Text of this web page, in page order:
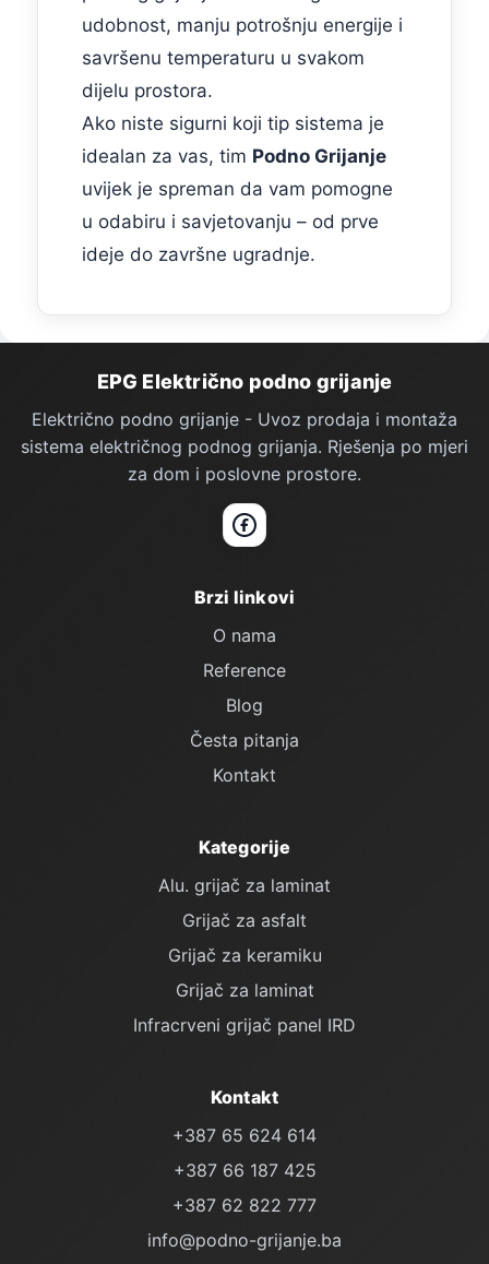
udobnost, manju potrošnju energije i
savršenu temperaturu u svakom
dijelu prostora.
Ako niste sigurni koji tip sistema je
idealan za vas, tim Podno Grijanje
uvijek je spreman da vam pomogne
u odabiru i savjetovanju – od prve
ideje do završne ugradnje.
Podno Grijanje — podnožje stranice
EPG Električno podno grijanje
Električno podno grijanje - Uvoz prodaja i montaža
sistema električnog podnog grijanja. Rješenja po mjeri
za dom i poslovne prostore.
Facebook
Brzi linkovi
O nama
Reference
Blog
Česta pitanja
Kontakt
Kategorije
Alu. grijač za laminat
Grijač za asfalt
Grijač za keramiku
Grijač za laminat
Infracrveni grijač panel IRD
Kontakt
+387 65 624 614
+387 66 187 425
+387 62 822 777
info@podno-grijanje.ba